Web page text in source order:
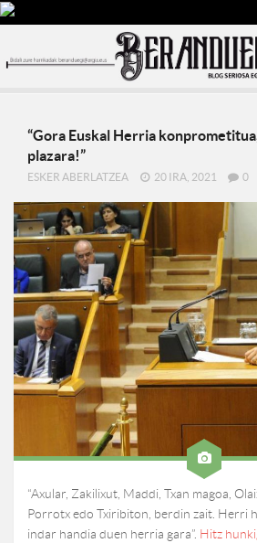
“Gora Euskal Herria
plazara!”
ESKER ABERLATZEA 20 IRA, 2021 0
“Axular, Zakilixut, Maddi, Txan magoa,
Porrotx edo Txiribiton, berdin zait. Herri
indar handia duen herria gara”. Hitz